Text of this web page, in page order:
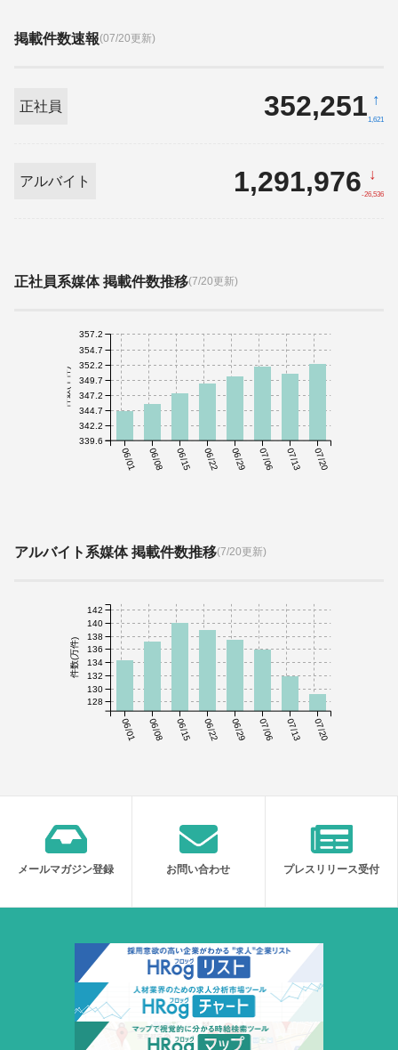
掲載件数速報(07/20更新)
正社員 352,251 ↑
1,621
アルバイト 1,291,976 ↓
-26,536
正社員系媒体 掲載件数推移(7/20更新)
06/01 06/08 06/15 06/22 06/29 07/06 07/13 07/20
件数(千件)
339.6
342.2
344.7
347.2
349.7
352.2
354.7
357.2
アルバイト系媒体 掲載件数推移(7/20更新)
06/01 06/08 06/15 06/22 06/29 07/06 07/13 07/20
件数(万件)
128
130
132
134
136
138
140
142
メールマガジン登録 お問い合わせ プレスリリース受付